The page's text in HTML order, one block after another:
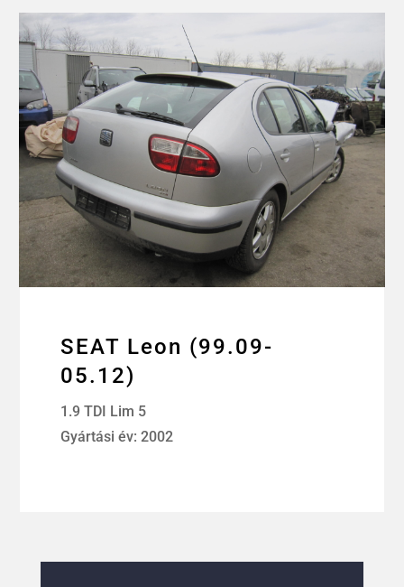
SEAT Leon (99.09-
05.12)
1.9 TDI Lim 5
Gyártási év: 2002